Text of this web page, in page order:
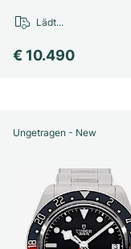
€ 10.490
Lädt...
Ungetragen - New